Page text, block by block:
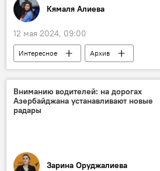
Кямаля Алиева
12 мая 2024, 09:00
Интересное
Архив
Какой сегодня праздник
Кто сегодня родился
Азербайджан
Аяз Муталибов
Верховный суд АР
Вниманию водителей: на дорогах
Азербайджана устанавливают новые
радары
Зарина Оруджалиева